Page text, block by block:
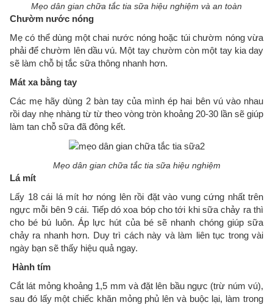
Mẹo dân gian chữa tắc tia sữa hiệu nghiệm và an toàn
Chườm nước nóng
Mẹ có thể dùng một chai nước nóng hoặc túi chườm nóng vừa
phải để chườm lên dầu vú. Một tay chườm còn một tay kia day
sẽ làm chỗ bị tắc sữa thông nhanh hơn.
Mát xa bằng tay
Các mẹ hãy dùng 2 bàn tay của mình ép hai bên vú vào nhau
rồi day nhẹ nhàng từ từ theo vòng tròn khoảng 20-30 lần sẽ giúp
làm tan chỗ sữa đã đông kết.
Mẹo dân gian chữa tắc tia sữa hiệu nghiệm
Lá mít
Lấy 18 cái lá mít hơ nóng lên rồi đặt vào vung cứng nhất trên
ngực mỗi bên 9 cái. Tiếp dó xoa bóp cho tới khi sữa chảy ra thì
cho bé bú luôn. Áp lực hút của bé sẽ nhanh chóng giúp sữa
chảy ra nhanh hơn. Duy trì cách này và làm liên tục trong vài
ngày bạn sẽ thấy hiệu quả ngay.
Hành tím
Cắt lát mỏng khoảng 1,5 mm và đặt lên bầu ngực (trừ núm vú),
sau đó lấy một chiếc khăn mỏng phủ lên và buộc lại, làm trong